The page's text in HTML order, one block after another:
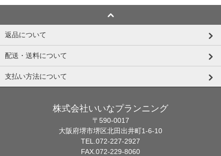
返品について
配送・送料について
支払い方法について
株式会社いいなプランニング
〒590-0017
大阪府堺市堺区北田出井町1-6-10
TEL.072-227-2927
FAX.072-229-8060